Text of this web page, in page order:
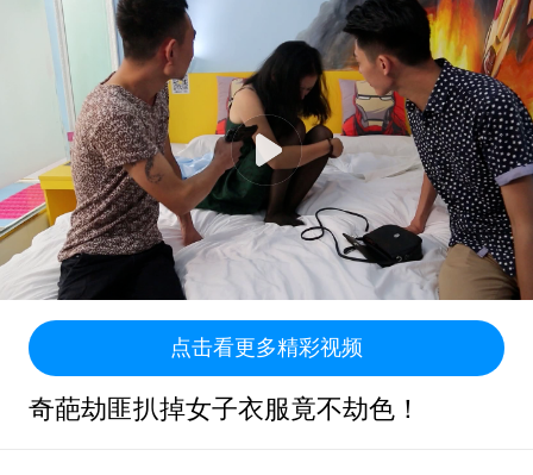
点击看更多精彩视频
奇葩劫匪扒掉女子衣服竟不劫色！